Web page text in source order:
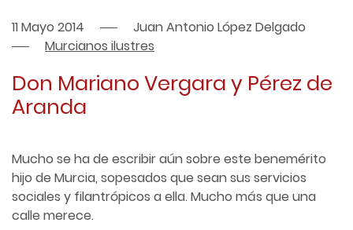
11 Mayo 2014
Juan Antonio López Delgado
Murcianos ilustres
Don Mariano Vergara y Pérez de
Aranda
Mucho se ha de escribir aún sobre este benemérito
hijo de Murcia, sopesados que sean sus servicios
sociales y filantrópicos a ella. Mucho más que una
calle merece.